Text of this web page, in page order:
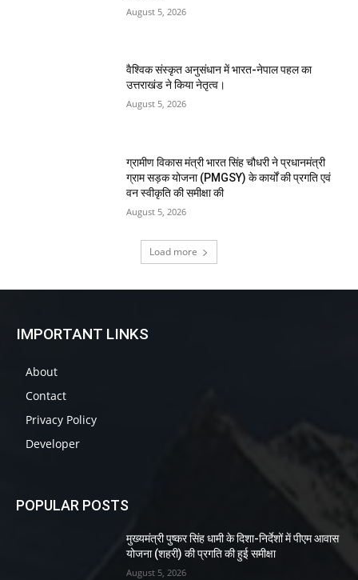
August 5, 2026
वैश्विक संस्कृत अनुसंधान में भारत-नेपाल पहल का
उत्तराखंड ने किया नेतृत्व।
August 5, 2026
ग्रामीण विकास मंत्री भारत सिंह चौधरी ने प्रधानमंत्री
ग्राम सड़क योजना (PMGSY) के कार्यों की प्रगति एवं
वन स्वीकृति की समीक्षा की
August 5, 2026
Load more
IMPORTANT LINKS
About
Contact
Privacy Policy
Developer
POPULAR POSTS
मुख्यमंत्री पुष्कर सिंह धामी के दिशा-निर्देशों में पीएम आवास
योजना (शहरी) की प्रगति की हुई समीक्षा
August 5, 2026